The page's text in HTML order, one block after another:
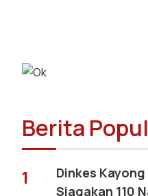
Berita
1
Dinkes
Siagakan 110